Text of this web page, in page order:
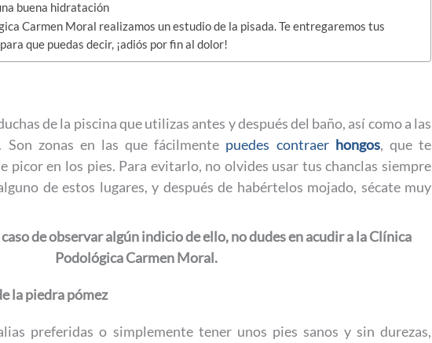
buena hidratación
Carmen Moral realizamos un estudio de la pisada. Te entregaremos tus
que puedas decir, ¡adiós por fin al dolor!
de la piscina que utilizas antes y después del baño, así como a las
Son zonas en las que fácilmente puedes contraer hongos, que te
picor en los pies. Para evitarlo, no olvides usar tus chanclas siempre
de estos lugares, y después de habértelos mojado, sécate muy
de observar algún indicio de ello, no dudes en acudir a la Clínica
Podológica Carmen Moral.
la piedra pómez
preferidas o simplemente tener unos pies sanos y sin durezas,